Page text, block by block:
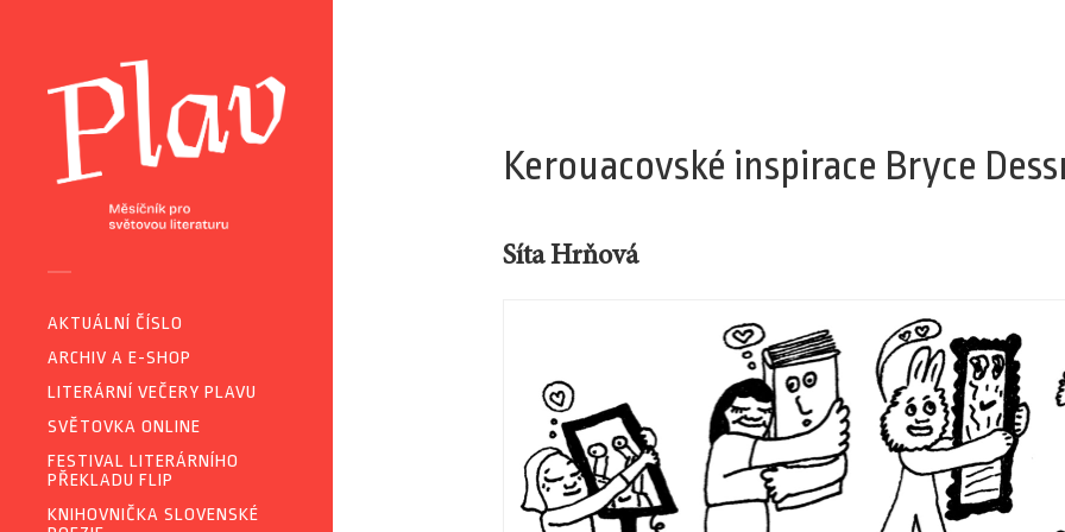
AKTUÁLNÍ ČÍSLO
ARCHIV A E-SHOP
LITERÁRNÍ VEČERY PLAVU
SVĚTOVKA ONLINE
FESTIVAL LITERÁRNÍHO
PŘEKLADU FLIP
KNIHOVNIČKA SLOVENSKÉ
Kerouacovské inspirace Bryce
Síta Hrňová